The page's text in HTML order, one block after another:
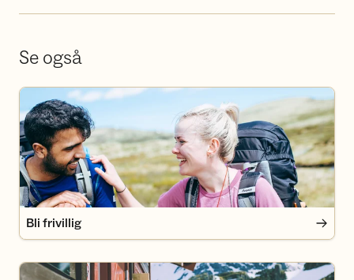
Se også
Bli frivillig
Bli frivillig
Bli medlem